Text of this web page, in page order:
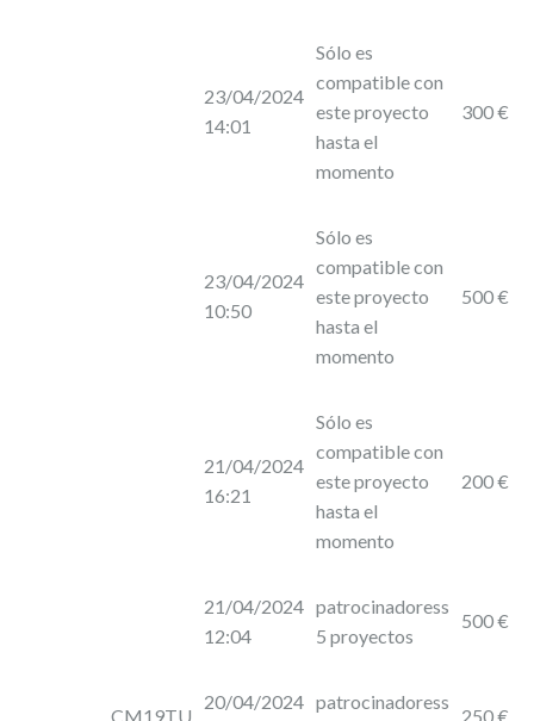
23/04/2024
14:01
Sólo es
compatible con
este proyecto
hasta el
momento
300 €
23/04/2024
10:50
Sólo es
compatible con
este proyecto
hasta el
momento
500 €
21/04/2024
16:21
Sólo es
compatible con
este proyecto
hasta el
momento
200 €
21/04/2024
12:04
patrocinadoress
5 proyectos
500 €
CM19TU
20/04/2024 patrocinadoress
250 €